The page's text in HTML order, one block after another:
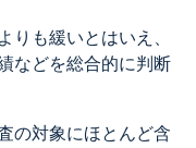
りも緩いとはいえ、
などを総合的に判断
の対象にほとんど含